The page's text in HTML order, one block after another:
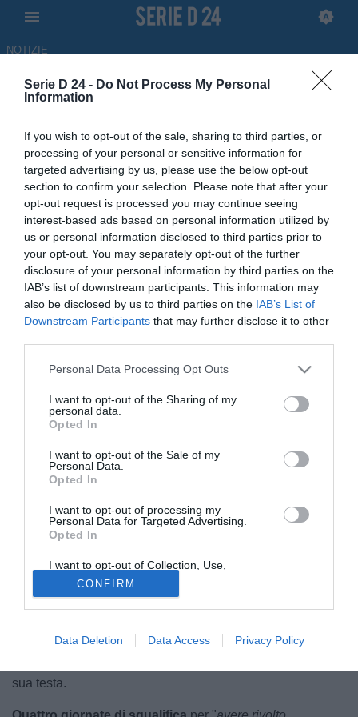
Serie D 24 - Do Not Process My Personal
Information
If you wish to opt-out of the sale, sharing to third parties, or
processing of your personal or sensitive information for
targeted advertising by us, please use the below opt-out
section to confirm your selection. Please note that after your
opt-out request is processed you may continue seeing
interest-based ads based on personal information utilized by
us or personal information disclosed to third parties prior to
your opt-out. You may separately opt-out of the further
disclosure of your personal information by third parties on the
IAB’s list of downstream participants. This information may
also be disclosed by us to third parties on the IAB’s List of
Downstream Participants that may further disclose it to other
Personal Data Processing Opt Outs
I want to opt-out of the Sharing of my
personal data.
Opted In
I want to opt-out of the Sale of my
Personal Data.
Opted In
I want to opt-out of processing my
Personal Data for Targeted Advertising.
Opted In
I want to opt-out of Collection, Use,
Retention, Sale, and/or Sharing of my
Personal Data that Is Unrelated with the
Purposes for which it was collected.
Opted Out
CONFIRM
Data Deletion Data Access Privacy Policy
NOTIZIE
Reggina, quattro giornate di
squalifica per Ragusa: il
comunicato
20.05.2026 14:16 di Francesco Alessandro
Balducci
Antonino Ragusa squalificato per quattro giornate dopo la partita
contro la Nissa: pesano le gravi offese contro la terna arbitrale
Credit: Reggina 1914
prossima stagione di Antonino Ragusa
inizierà con
una pesante squalifica. L'attaccante classe 1990, con un
settembre con la carta d'identità che recita 36 anni. La sua
Reggina, infatti, si è fermata alle finali play-off contro la
Nissa e la prossima stagione i granata saranno ancora in
formazione granata, ma la cosa certa è che le decisioni del
sua testa.